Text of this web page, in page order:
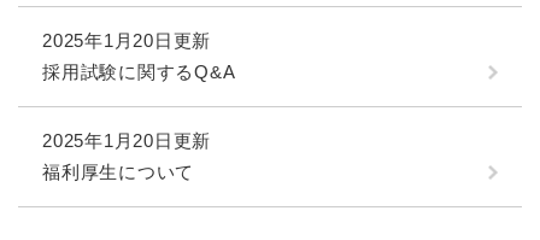
2025年1月20日更新
採用試験に関するQ&A
2025年1月20日更新
福利厚生について